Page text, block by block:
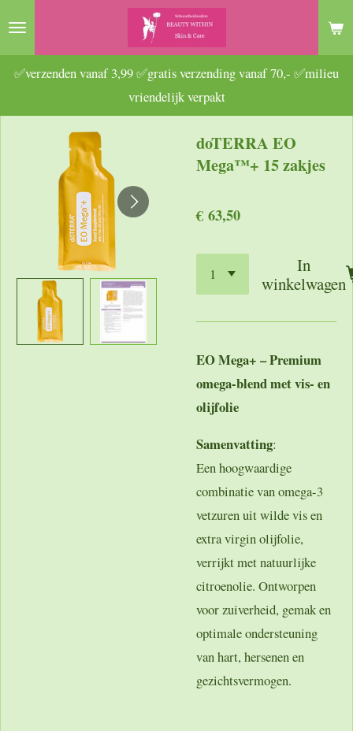
Ga
naar
hoofdinhoud
✅verzenden vanaf 3,99 ✅gratis verzending vanaf 70,- ✅milieu
vriendelijk verpakt
doTERRA EO
Mega™+ 15 zakjes
€ 63,50
In
winkelwagen
EO Mega+ – Premium
omega-blend met vis- en
olijfolie
Samenvatting:
Een hoogwaardige
combinatie van omega-3
vetzuren uit wilde vis en
extra virgin olijfolie,
verrijkt met natuurlijke
citroenolie. Ontworpen
voor zuiverheid, gemak en
optimale ondersteuning
van hart, hersenen en
gezichtsvermogen.